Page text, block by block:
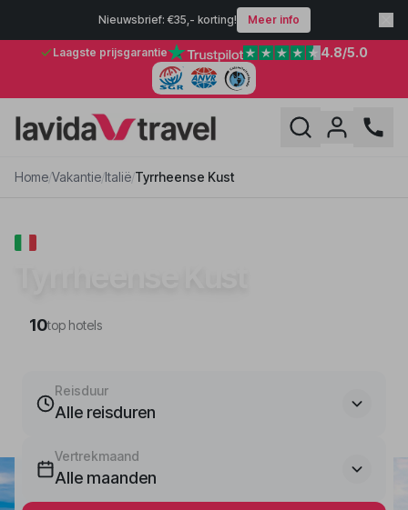
Nieuwsbrief: €35,- korting! Meer info
Laagste prijsgarantie 4.8/5.0
Home/Vakantie/Italië/Tyrrheense Kust
10top hotels
Reisduur
Alle reisduren
Vertrekmaand
Alle maanden